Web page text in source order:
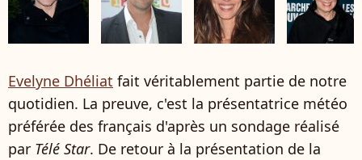
Evelyne Dhéliat fait véritablement partie de notre
quotidien. La preuve, c'est la présentatrice météo
préférée des français d'après un sondage réalisé
par Télé Star. De retour à la présentation de la